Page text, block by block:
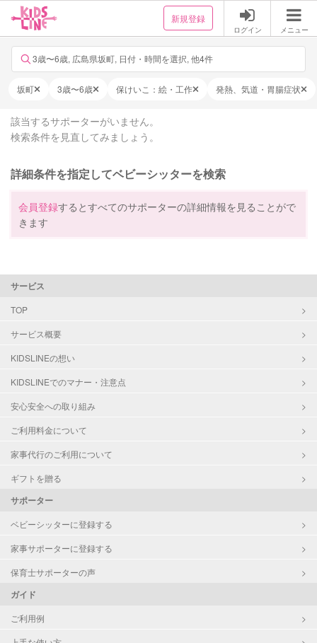
新規登録
ログイン メニュー
3歳〜6歳, 広島県坂町, 日付・時間を選択, 他4件
坂町 3歳〜6歳 保けいこ：絵・工作 発熱、気道・胃腸症状
該当するサポーターがいません。
検索条件を見直してみましょう。
詳細条件を指定してベビーシッターを検索
会員登録するとすべてのサポーターの詳細情報を見ることがで
きます
サービス
TOP
サービス概要
KIDSLINEの想い
KIDSLINEでのマナー・注意点
安心安全への取り組み
ご利用料金について
家事代行のご利用について
ギフトを贈る
サポーター
ベビーシッターに登録する
家事サポーターに登録する
保育士サポーターの声
ガイド
ご利用例